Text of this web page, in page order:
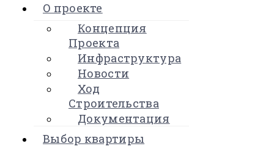
О проекте
Концепция
Проекта
Инфраструктура
Новости
Ход
Строительства
Документация
Выбор квартиры